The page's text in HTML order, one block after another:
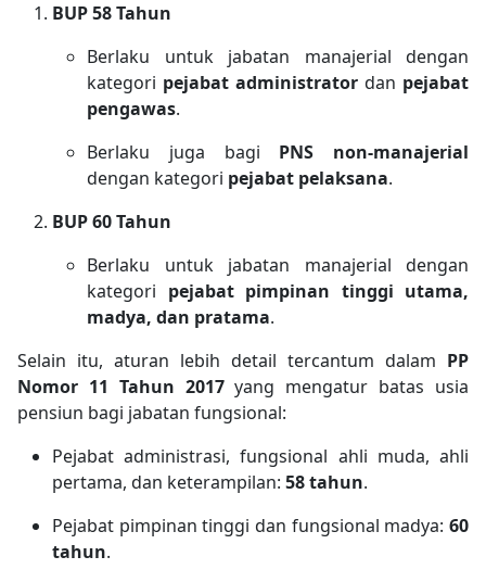
BUP 58 Tahun
Berlaku untuk jabatan manajerial dengan
kategori pejabat administrator dan pejabat
pengawas.
Berlaku juga bagi PNS non-manajerial
dengan kategori pejabat pelaksana.
BUP 60 Tahun
Berlaku untuk jabatan manajerial dengan
kategori pejabat pimpinan tinggi utama,
madya, dan pratama.
Selain itu, aturan lebih detail tercantum dalam PP
Nomor 11 Tahun 2017yang mengatur batas usia
pensiun bagi jabatan fungsional:
Pejabat administrasi, fungsional ahli muda, ahli
pertama, dan keterampilan: 58 tahun.
Pejabat pimpinan tinggi dan fungsional madya: 60
tahun.